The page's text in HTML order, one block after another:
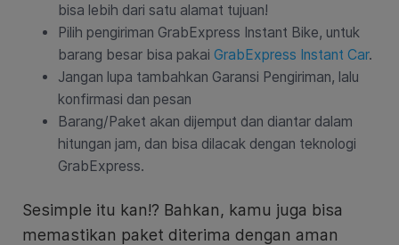
bisa lebih dari satu alamat tujuan!
Pilih pengiriman GrabExpress Instant Bike, untuk
barang besar bisa pakai GrabExpress Instant Car.
Jangan lupa tambahkan Garansi Pengiriman, lalu
konfirmasi dan pesan
Barang/Paket akan dijemput dan diantar dalam
hitungan jam, dan bisa dilacak dengan teknologi
GrabExpress.
Sesimple itu kan!? Bahkan, kamu juga bisa
memastikan paket diterima dengan aman